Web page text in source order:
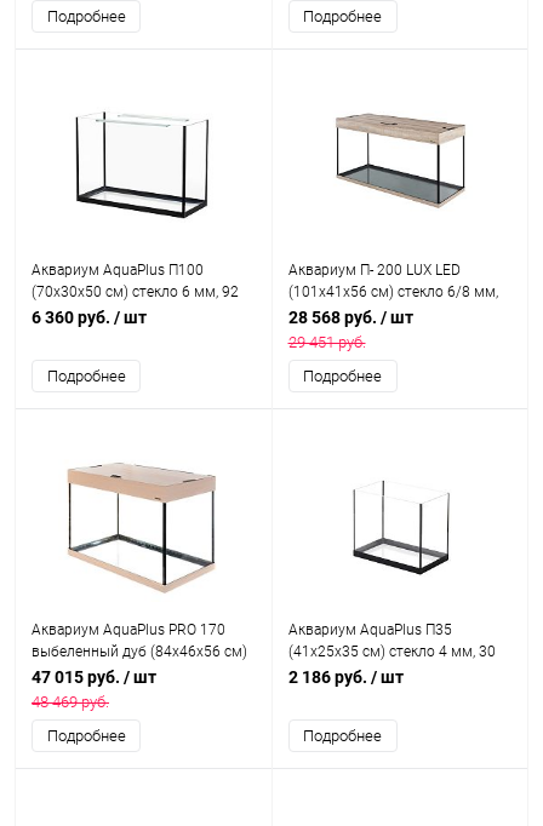
Подробнее
Подробнее
Аквариум AquaPlus П100
(70х30х50 см) стекло 6 мм, 92
л., прямоугольный, с
6 360 руб. / шт
Подробнее
Аквариум П- 200 LUX LED
(101х41х56 см) стекло 6/8 мм,
дуб сонома, 181 л.,
аквариумный коврик
28 568 руб. / шт
29 451 руб.
Подробнее
Аквариум AquaPlus PRO 170
выбеленный дуб (84х46х56 см)
стекло 8 мм, прямоугольный,
166 л., с лампами Т8 4х25 Вт,
аквар. коврик
47 015 руб. / шт
48 469 руб.
Подробнее
Аквариум AquaPlus П35
(41х25х35 см) стекло 4 мм, 30
л., прямоугольный
2 186 руб. / шт
Подробнее